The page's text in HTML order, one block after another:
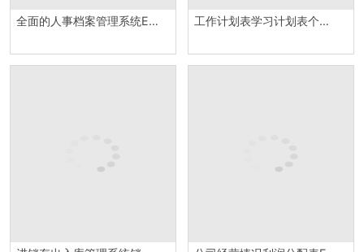
全面的人事档案管理系统Excel模板 工作计划表学习计划表个人计划表excel模板